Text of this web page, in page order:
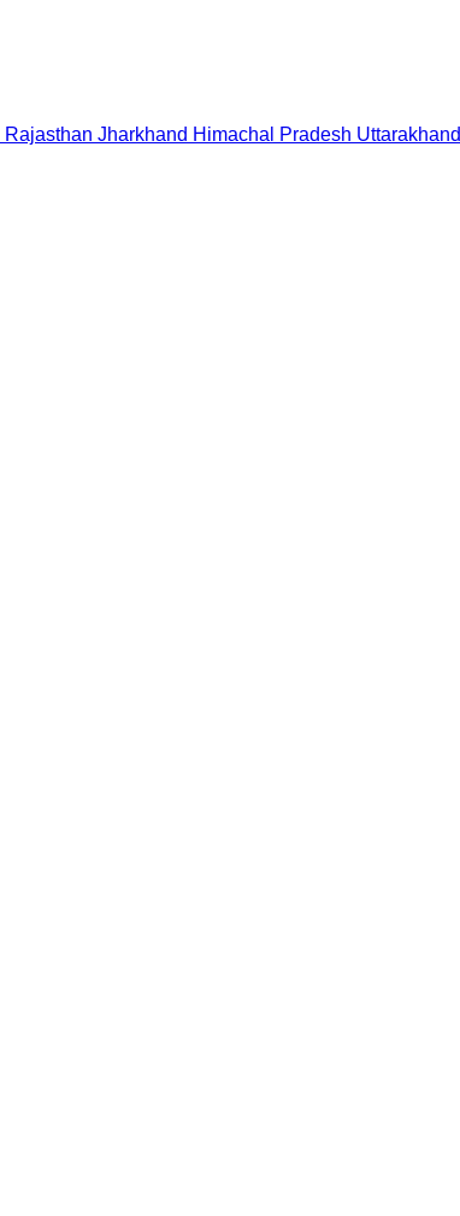
Rajasthan Jharkhand Himachal Pradesh Uttarakhand